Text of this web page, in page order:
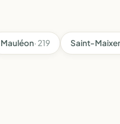
Mauléon· 219 Saint-